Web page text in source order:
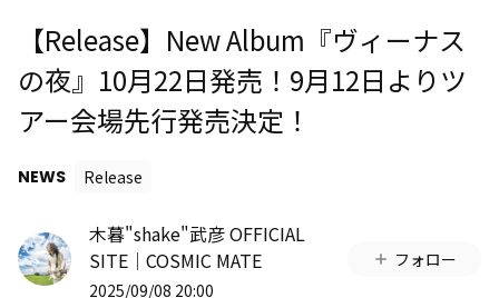
【Release】New Album『ヴィーナス
の夜』10月22日発売！9月12日よりツ
アー会場先行発売決定！
NEWS Release
木暮"shake"武彦 OFFICIAL
SITE│COSMIC MATE
2025/09/08 20:00
フォロー